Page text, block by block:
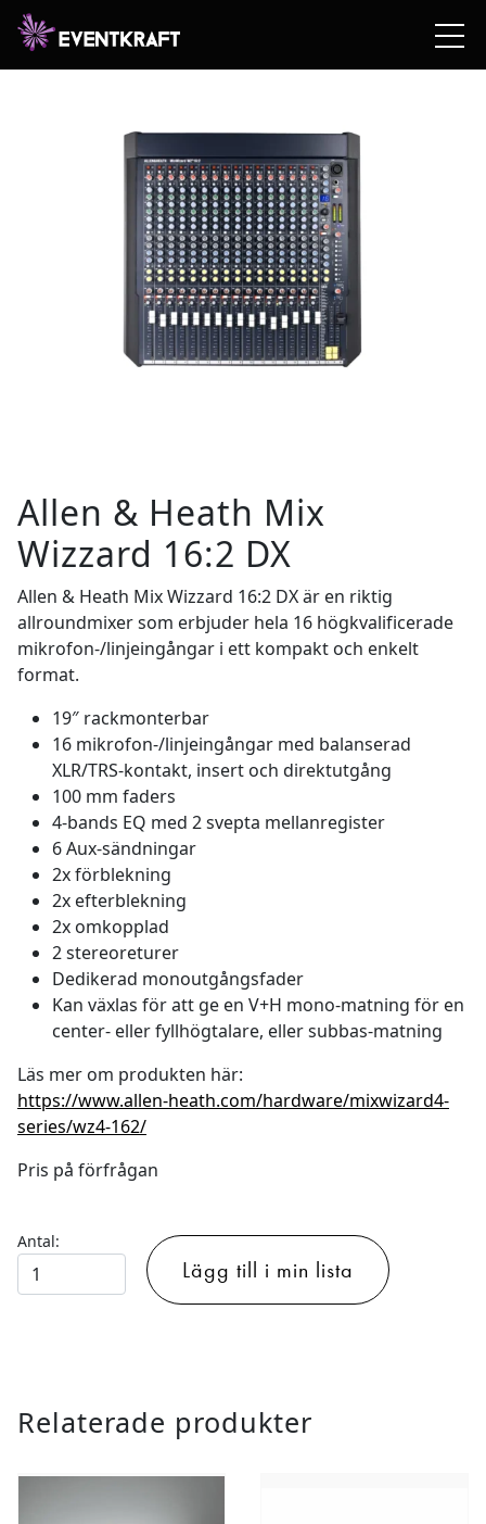
Hem
Wizzard 16:2 DX
Allen & Heath Mix
Wizzard 16:2 DX
Allen & Heath Mix Wizzard 16:2 DX är en riktig
allroundmixer som erbjuder hela 16 högkvalificerade
mikrofon-/linjeingångar i ett kompakt och enkelt
format.
19″ rackmonterbar
16 mikrofon-/linjeingångar med balanserad
XLR/TRS-kontakt, insert och direktutgång
100 mm faders
4-bands EQ med 2 svepta mellanregister
6 Aux-sändningar
2x förblekning
2x efterblekning
2x omkopplad
2 stereoreturer
Dedikerad monoutgångsfader
Kan växlas för att ge en V+H mono-matning för en
center- eller fyllhögtalare, eller subbas-matning
Läs mer om produkten här:
https://www.allen-heath.com/hardware/mixwizard4-
series/wz4-162/
Pris på förfrågan
Antal:
Allen
&
DX
Lägg till i min lista
Relaterade produkter